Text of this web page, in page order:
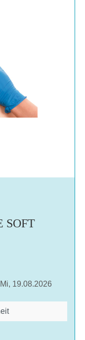
SOFT
19.08.2026